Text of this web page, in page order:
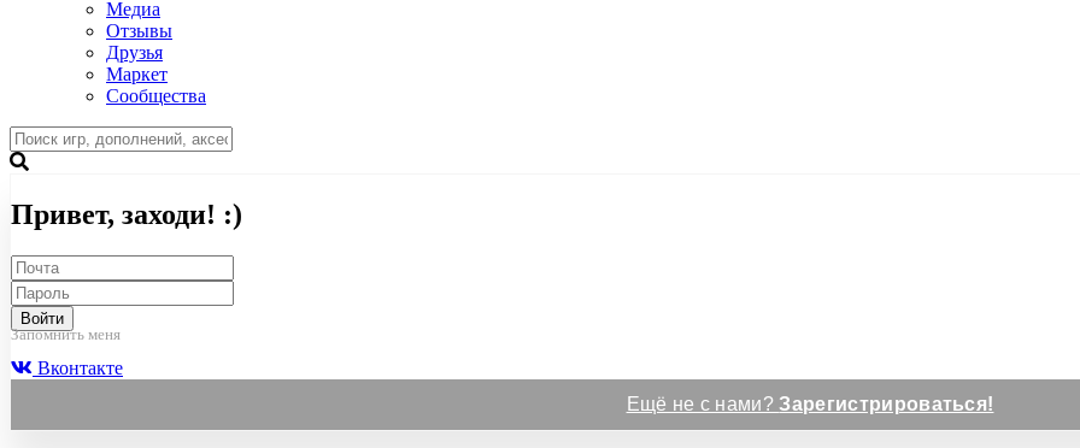
Медиа
Отзывы
Друзья
Маркет
Сообщества
Привет, заходи! :)
Войти
Запомнить меня
Вконтакте
Ещё не с нами?Зарегистрироваться!